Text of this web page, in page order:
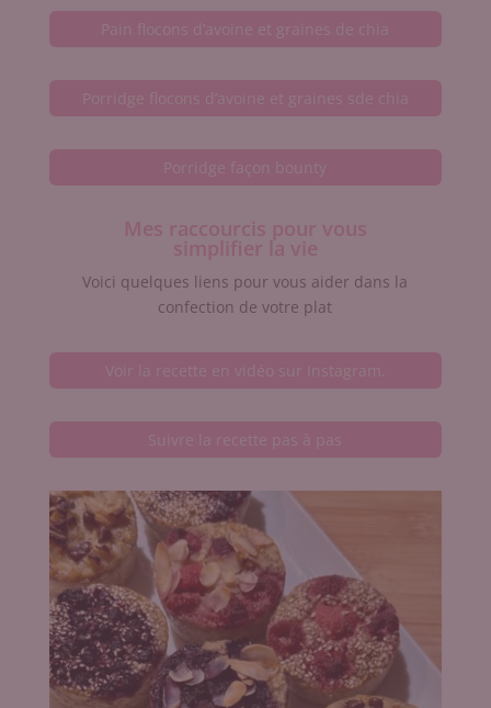
Pain flocons d’avoine et graines de chia
Porridge flocons d’avoine et graines sde chia
Porridge façon bounty
Mes raccourcis pour vous
simplifier la vie
Voici quelques liens pour vous aider dans la
confection de votre plat
Voir la recette en vidéo sur Instagram.
Suivre la recette pas à pas